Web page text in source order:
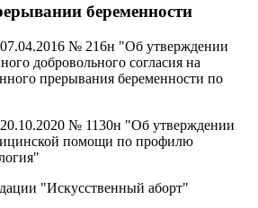
беременности
№ 216н "Об утверждении
добровольного согласия на
прерывания беременности по
№ 1130н "Об утверждении
помощи по профилю
"Искусственный аборт"